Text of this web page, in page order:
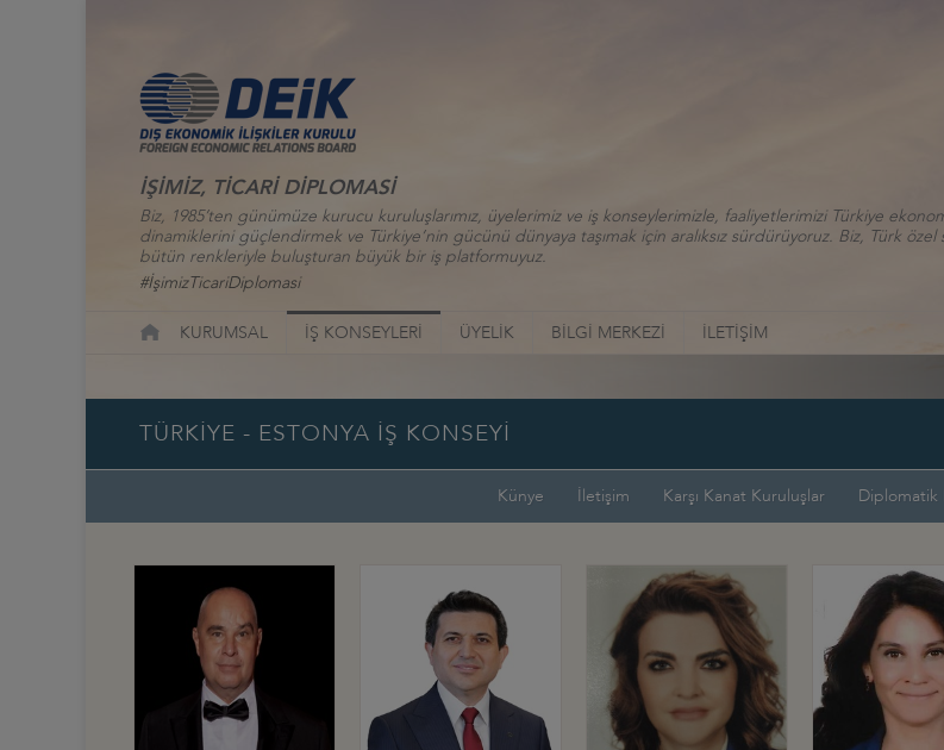
İŞİMİZ, TİCARİ DİPLOMASİ
Biz, 1985’ten günümüze kurucu kuruluşlarımız, üyelerimiz ve iş konseylerimizle, faaliyetlerimizi Türkiye
dinamiklerini güçlendirmek ve Türkiye’nin gücünü dünyaya taşımak için aralıksız sürdürüyoruz. Biz, Türk
bütün renkleriyle buluşturan büyük bir iş platformuyuz.
#İşimizTicariDiplomasi
KURUMSAL İŞ KONSEYLERİ ÜYELİK BİLGİ MERKEZİ İLETİŞİM
TÜRKİYE - ESTONYA İŞ KONSEYİ
Künye İletişim Karşı Kanat Kuruluşlar Diplomatik